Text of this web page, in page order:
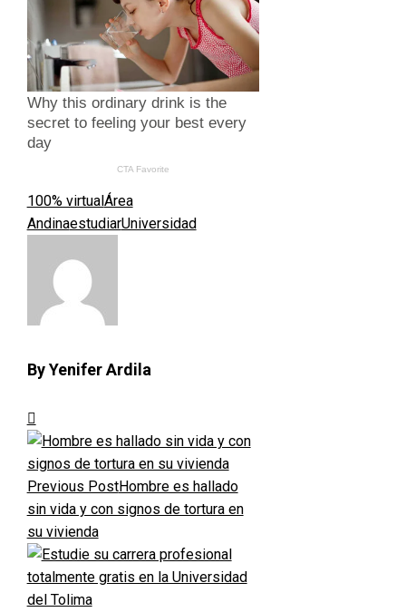
100% virtualÁrea
AndinaestudiarUniversidad
By Yenifer Ardila
Previous PostHombre es hallado
sin vida y con signos de tortura en
su vivienda